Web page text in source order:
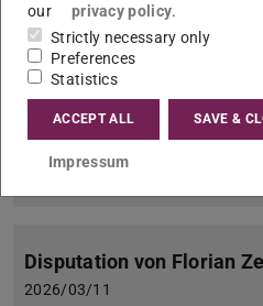
Urlaub Studienbüro Joint
Master of Arts
2026/03/30
30. März – 3. April 2026
Während der Urlaubszeit finden
Disputation von Florian
2026/03/11
our
privacy policy.
Strictly necessary only
Preferences
Statistics
ACCEPT ALL SAVE &
Impressum